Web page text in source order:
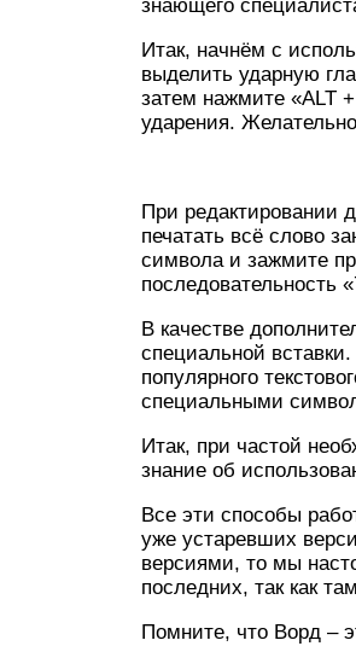
знающего
Итак, начнём с
выделить ударную
затем нажмите «ALT
ударения.
При редактировании
печатать всё слово
символа и зажмите
последовательность
В качестве
специальной
популярного
специальными
Итак, при частой
знание об
Все эти способы
уже устаревших
версиями, то мы
последних, так как
Помните, что Ворд –